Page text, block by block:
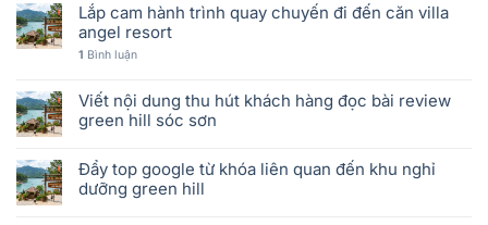
Lắp cam hành trình quay chuyến đi đến căn villa
angel resort
1 Bình luận
Viết nội dung thu hút khách hàng đọc bài review
green hill sóc sơn
Đẩy top google từ khóa liên quan đến khu nghỉ
dưỡng green hill